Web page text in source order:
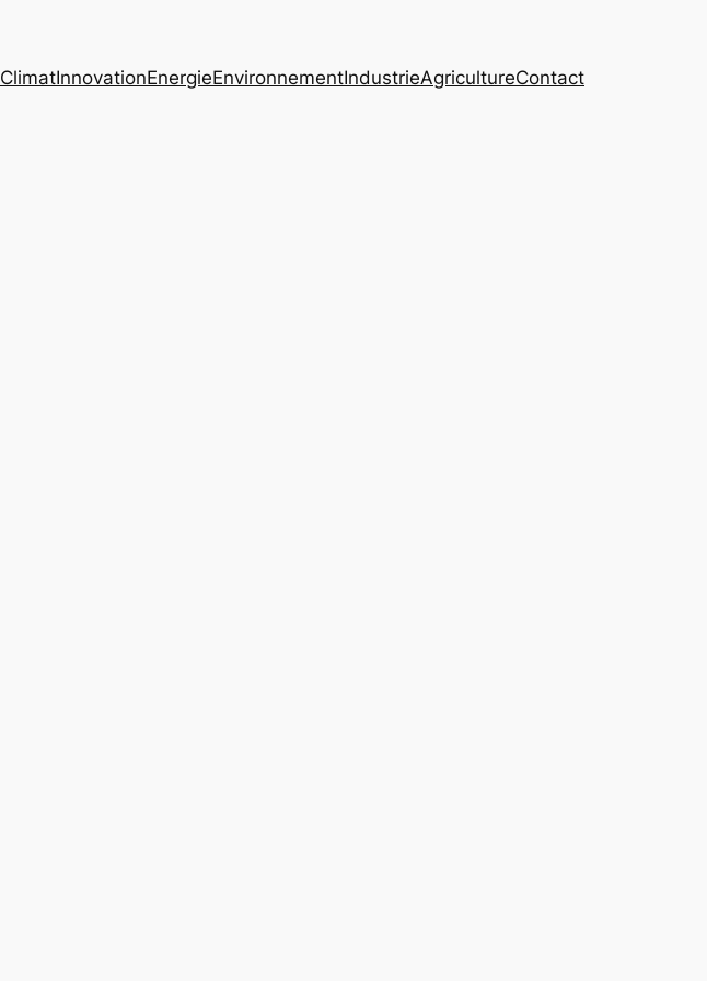
ClimatInnovationEnergieEnvironnementIndustrieAgricultureContact